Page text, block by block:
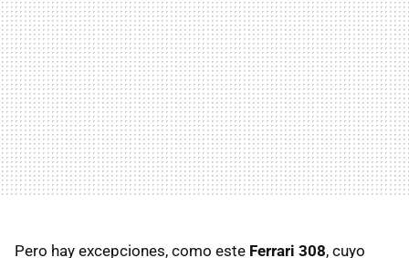
Pero hay excepciones, como este Ferrari 308, cuyo